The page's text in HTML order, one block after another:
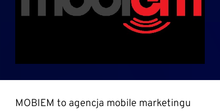
MOBIEM to agencja mobile marketingu